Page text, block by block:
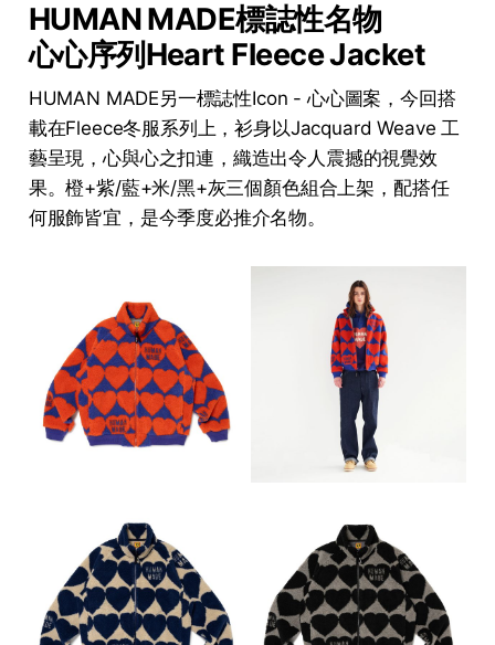
HUMAN MADE標誌性名物
心心序列Heart Fleece Jacket
HUMAN MADE另一標誌性Icon - 心心圖案，今回搭
載在Fleece冬服系列上，衫身以Jacquard Weave 工
藝呈現，心與心之扣連，織造出令人震撼的視覺效
果。橙+紫/藍+米/黑+灰三個顏色組合上架，配搭任
何服飾皆宜，是今季度必推介名物。